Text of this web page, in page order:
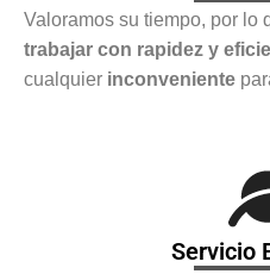
Valoramos su tiempo, por lo
trabajar con rapidez y
cualquier inconveniente
Servicio